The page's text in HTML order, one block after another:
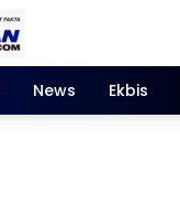
News Ekbis